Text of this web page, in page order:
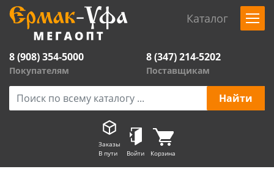
Каталог
8 (908) 354-5000
Покупателям
8 (347) 214-5202
Поставщикам
Заказы
В пути
Войти Корзина